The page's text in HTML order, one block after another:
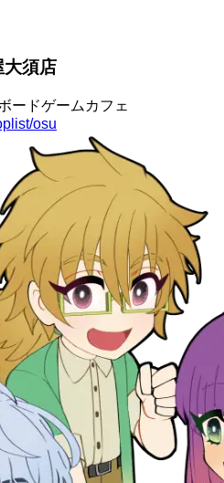
須店
ードゲームカフェ
osu